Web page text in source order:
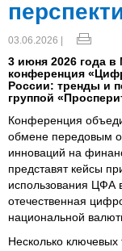
03.06.2026 |
3 июня 2026 года в
конференция
России: тренды и
группой
Конференция
обмене передовым
инноваций на
представят кейсы
использования ЦФА
отечественная
национальной
Несколько